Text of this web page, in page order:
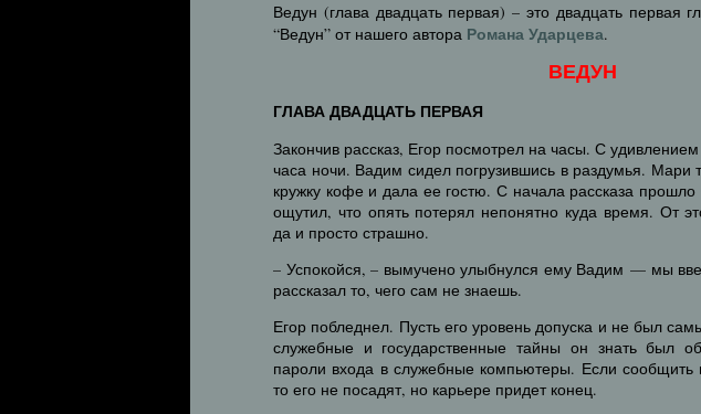
Ведун (глава двадцать первая) – это двадцать первая
“Ведун” от нашего автора Романа Ударцева.
ВЕДУН
ГЛАВА ДВАДЦАТЬ ПЕРВАЯ
Закончив рассказ, Егор посмотрел на часы. С
часа ночи. Вадим сидел погрузившись в раздумья. Мари
кружку кофе и дала ее гостю. С начала рассказа прошло
ощутил, что опять потерял непонятно куда время. От
да и просто страшно.
– Успокойся, – вымучено улыбнулся ему Вадим — мы
рассказал то, чего сам не знаешь.
Егор побледнел. Пусть его уровень допуска и не был
служебные и государственные тайны он знать был
пароли входа в служебные компьютеры. Если сообщить
то его не посадят, но карьере придет конец.